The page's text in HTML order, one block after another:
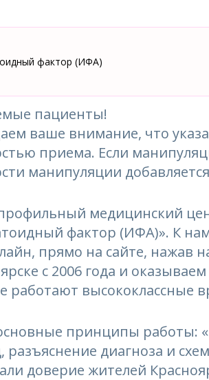
фактор (ИФА)
пациенты!
ваше внимание, что
приема. Если
манипуляции
медицинский
фактор (ИФА)». К
прямо на сайте, нажав
с 2006 года и
работают высококлассные
принципы работы:
разъяснение диагноза и
доверие жителей